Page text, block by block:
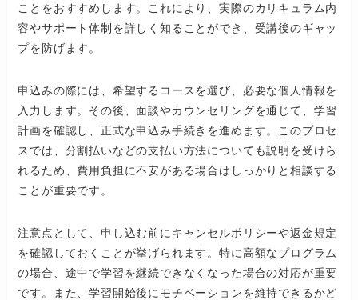
ことをおすすめします。これにより、実際のカリキュラム内
容やサポート体制を詳しく知ることができ、受講後のギャッ
プを防げます。
申込みの際には、希望するコースを選び、必要な個人情報を
入力します。その後、面談やカウンセリングを通じて、学習
計画を確認し、正式な申込み手続きを進めます。このプロセ
スでは、分割払いなどの支払い方法についても説明を受けら
れるため、費用負担に不安がある場合はしっかりと相談する
ことが重要です。
注意点として、申し込む前にキャンセルポリシーや返金規定
を確認しておくことが挙げられます。特に高額なプログラム
の場合、途中で学習を継続できなくなった場合の対応が重要
です。また、学習開始後にモチベーションを維持できるかど